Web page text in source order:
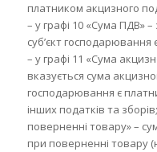
платником акцизного
– у графі 10 «Сума ПДВ»
суб’єкт
– у графі 11 «Сума
вказується сума
господарювання є
інших податків та
поверненні товару» –
при поверненні товару